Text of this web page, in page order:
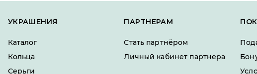
УКРАШЕНИЯ
Каталог
Кольца
Серьги
ПАРТНЕРАМ
Стать партнёром
Личный кабинет партнера